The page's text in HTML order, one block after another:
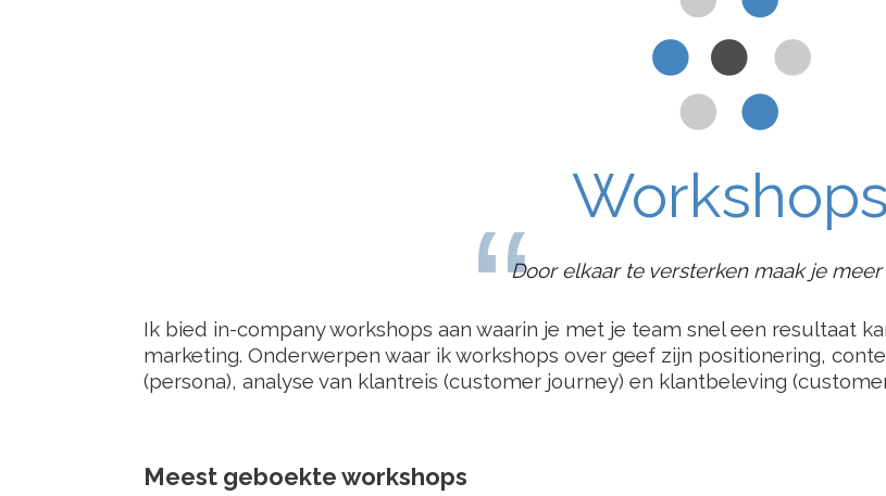
Workshops
Door elkaar te versterken maak je
Ik bied in-company workshops aan waarin je met je team snel een resultaat
marketing. Onderwerpen waar ik workshops over geef zijn positionering,
(persona), analyse van klantreis (customer journey) en klantbeleving
Meest geboekte workshops